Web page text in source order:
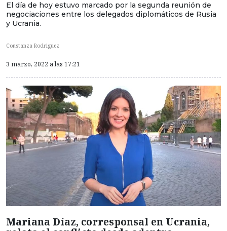
El día de hoy estuvo marcado por la segunda reunión de
negociaciones entre los delegados diplomáticos de Rusia
y Ucrania.
Constanza Rodriguez
3 marzo, 2022 a las 17:21
Mariana Díaz, corresponsal en Ucrania,